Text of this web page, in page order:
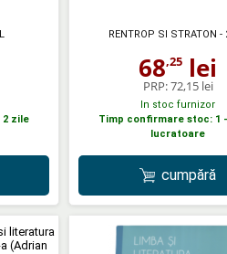
2 zile
RENTROP SI STRATON -
68,25 lei
PRP:72,15 lei
In stoc furnizor
Timp confirmare stoc: 1
lucratoare
cumpără